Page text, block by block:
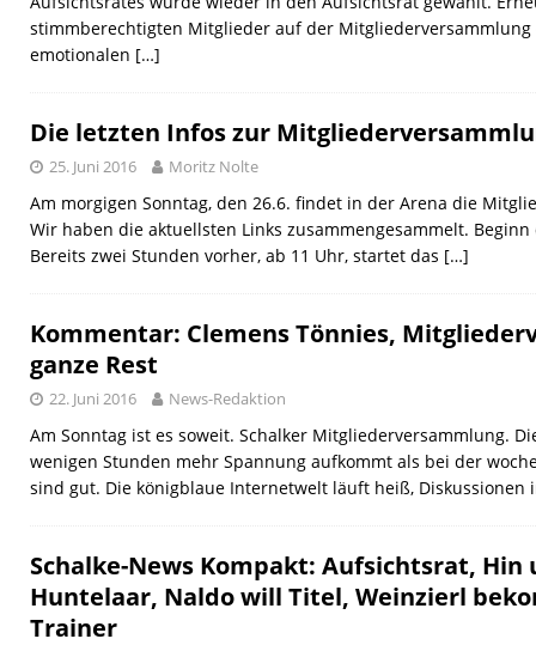
stimmberechtigten Mitglieder auf der Mitgliederversammlung
emotionalen […]
Die letzten Infos zur
25. Juni 2016 Moritz Nolte
Am morgigen Sonntag, den 26.6. findet in der Arena die
Wir haben die aktuellsten Links zusammengesammelt.
Bereits zwei Stunden vorher, ab 11 Uhr, startet das […]
Kommentar: Clemens Tönnies,
ganze Rest
22. Juni 2016 News-Redaktion
Am Sonntag ist es soweit. Schalker Mitgliederversammlung.
wenigen Stunden mehr Spannung aufkommt als bei der
sind gut. Die königblaue Internetwelt läuft heiß, Diskussionen
Schalke-News Kompakt: Aufsichtsrat, Hin
Huntelaar, Naldo will Titel, Weinzierl
Trainer